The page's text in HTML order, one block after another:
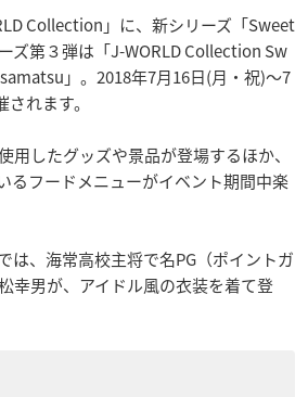
Collection」に、新シリーズ「Sweet
ズ第３弾は「J-WORLD Collection Sw
」。2018年7月16日(月・祝)～7
れます。
用したグッズや景品が登場するほか、
るフードメニューがイベント期間中楽
は、海常高校主将で名PG（ポイントガ
幸男が、アイドル風の衣装を着て登